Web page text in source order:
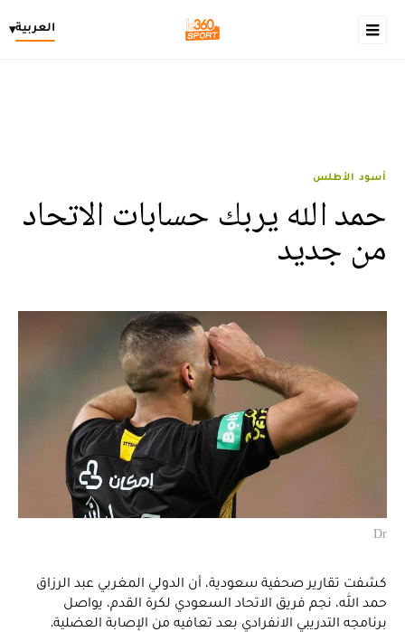
العربية▾
أسود الأطلس
حمد الله يربك حسابات الاتحاد
من جديد
Dr
كشفت تقارير صحفية سعودية، أن الدولي المغربي عبد الرزاق
حمد الله، نجم فريق الاتحاد السعودي لكرة القدم، يواصل
برنامجه التدريبي الانفرادي بعد تعافيه من الإصابة العضلية.